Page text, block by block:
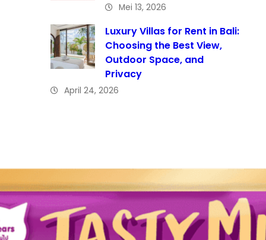
Mei 13, 2026
Luxury Villas for Rent in Bali:
Choosing the Best View,
Outdoor Space, and
Privacy
April 24, 2026